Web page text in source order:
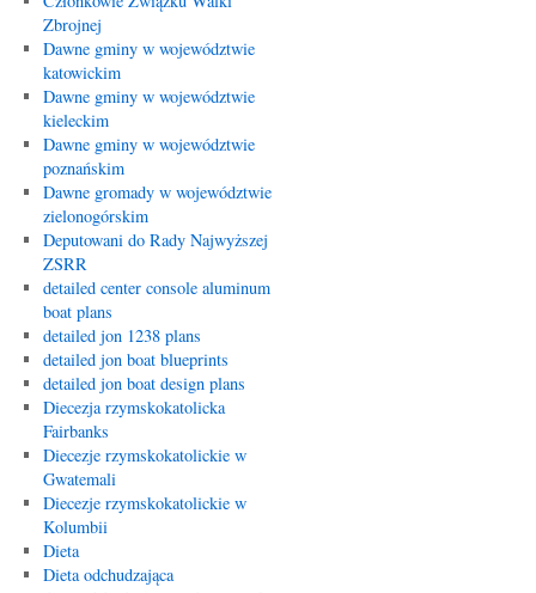
Zbrojnej
Dawne gminy w województwie
katowickim
Dawne gminy w województwie
kieleckim
Dawne gminy w województwie
poznańskim
Dawne gromady w województwie
zielonogórskim
Deputowani do Rady Najwyższej
ZSRR
detailed center console aluminum
boat plans
detailed jon 1238 plans
detailed jon boat blueprints
detailed jon boat design plans
Diecezja rzymskokatolicka
Fairbanks
Diecezje rzymskokatolickie w
Gwatemali
Diecezje rzymskokatolickie w
Kolumbii
Dieta
Dieta odchudzająca